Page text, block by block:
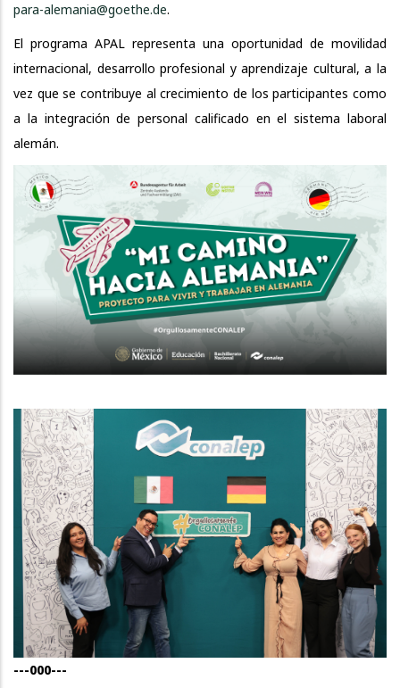
para-alemania@goethe.de.
El programa APAL representa una oportunidad de movilidad
internacional, desarrollo profesional y aprendizaje cultural, a la
vez que se contribuye al crecimiento de los participantes como
a la integración de personal calificado en el sistema laboral
alemán.
---000---